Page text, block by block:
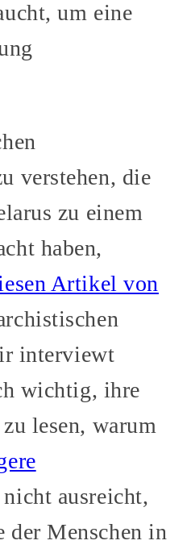
um eine
verstehen, die
zu einem
haben,
Artikel von
interviewt
wichtig, ihre
lesen, warum
nicht ausreicht,
der Menschen in